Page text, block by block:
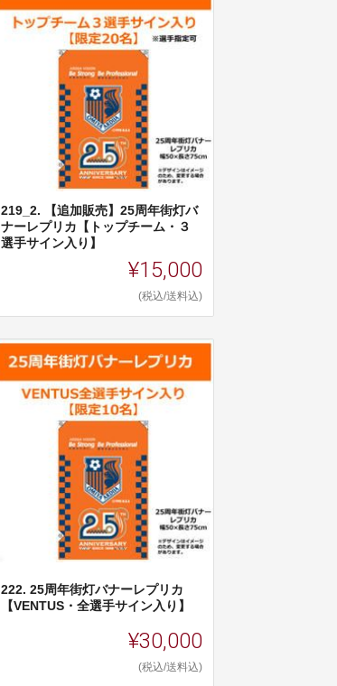
219_2. 【追加販売】25周年街灯バ
ナーレプリカ【トップチーム・３
選手サイン入り】
¥15,000
(税込/送料込)
222. 25周年街灯バナーレプリカ
【VENTUS・全選手サイン入り】
¥30,000
(税込/送料込)